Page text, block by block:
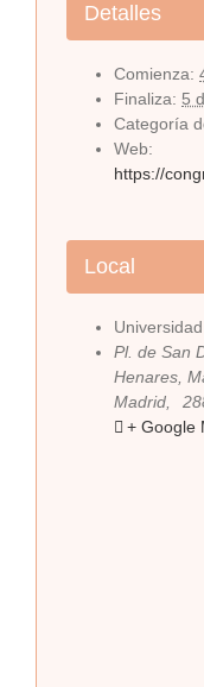
Detalles
Comienza:
Finaliza: 5
Categoría
Web:
https://
Local
Pl. de San
Henares,
Madrid
+ Google